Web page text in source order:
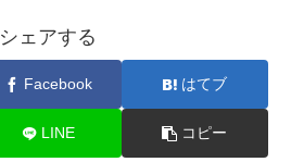
シェアする
Facebook はてブ
LINE コピー